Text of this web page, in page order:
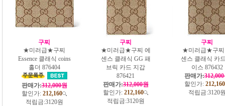
구찌
★미러급★구찌
Essence 클래식 coins
홀더 876404
판매가:312,000원
할인가: 212,160
적립금:3120원
구찌
★미러급★구찌 에
센스 클래식 GG 패
브릭 카드 지갑
876421
판매가:312,000원
할인가: 212,160
적립금:3120원
구찌
★미러급★구찌
센스 클래식 카
이스 876432
판매가:
할인가: 212,160
적립금:3120